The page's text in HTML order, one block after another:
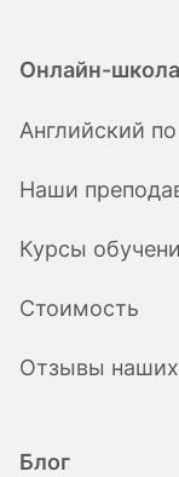
Онлайн-школа
Английский
Наши
Курсы
Стоимость
Отзывы наших
Блог